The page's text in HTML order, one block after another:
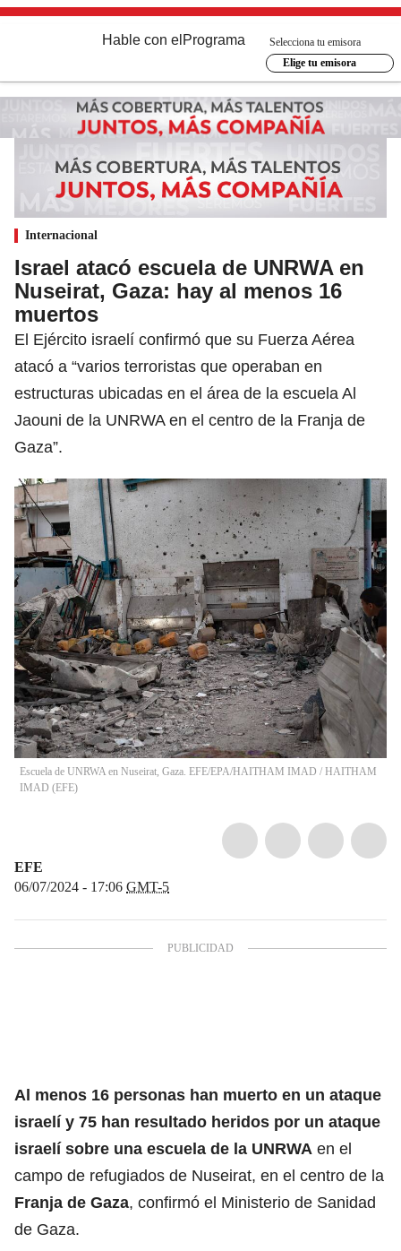
Hable con el Programa
Selecciona tu emisora
Elige tu emisora
Internacional
Israel atacó escuela de UNRWA en
Nuseirat, Gaza: hay al menos 16
muertos
El Ejército israelí confirmó que su Fuerza Aérea
atacó a “varios terroristas que operaban en
estructuras ubicadas en el área de la escuela Al
Jaouni de la UNRWA en el centro de la Franja de
Gaza”.
Escuela de UNRWA en Nuseirat, Gaza. EFE/EPA/HAITHAM IMAD / HAITHAM
IMAD (EFE)
EFE
06/07/2024 - 17:06 GMT-5
Al menos 16 personas han muerto en un ataque
israelí y 75 han resultado heridos por un ataque
israelí sobre una escuela de la UNRWA en el
campo de refugiados de Nuseirat, en el centro de la
Franja de Gaza, confirmó el Ministerio de Sanidad
de Gaza.